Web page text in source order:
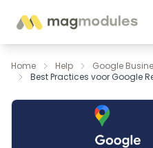
Home Help
Google
Best Practices voor Google